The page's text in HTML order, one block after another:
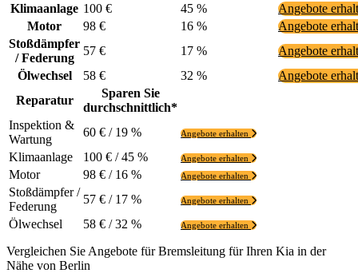
Klimaanlage 100 € 45 %
Angebote
Motor
98 € 16 %
Angebote
Stoßdämpfer
/ Federung
57 € 17 %
Angebote
Ölwechsel
58 € 32 %
Angebote
Reparatur
Sparen Sie
durchschnittlich*
Inspektion &
Wartung
60 € / 19 % Angebote erhalten
Klimaanlage 100 € / 45 % Angebote erhalten
Motor 98 € / 16 % Angebote erhalten
Stoßdämpfer /
Federung
57 € / 17 % Angebote erhalten
Ölwechsel 58 € / 32 % Angebote erhalten
Vergleichen Sie Angebote für Bremsleitung für Ihren Kia in der
Nähe von Berlin